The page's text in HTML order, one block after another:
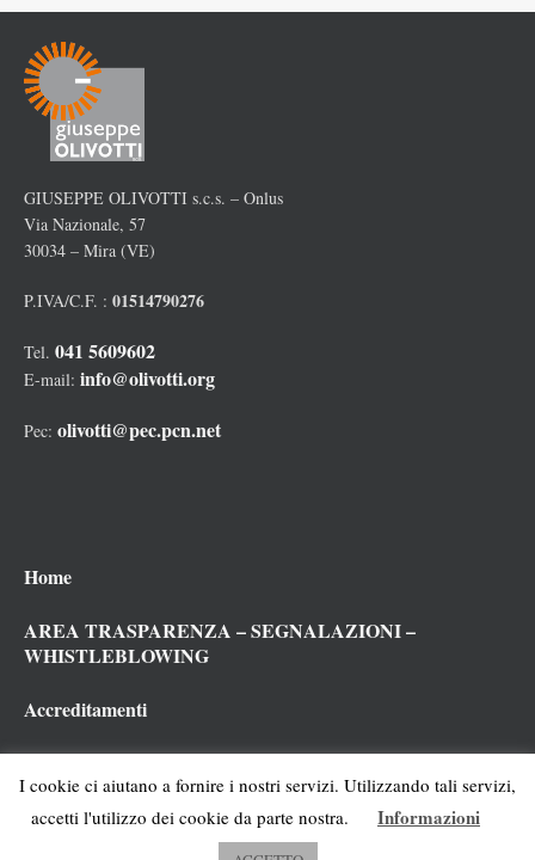
GIUSEPPE OLIVOTTI s.c.s. – Onlus
Via Nazionale, 57
30034 – Mira (VE)
P.IVA/C.F. : 01514790276
Tel. 041 5609602
E-mail: info@olivotti.org
Pec: olivotti@pec.pcn.net
Home
AREA TRASPARENZA – SEGNALAZIONI –
WHISTLEBLOWING
Accreditamenti
Cookies policy
Privacy policy
I cookie ci aiutano a fornire i nostri servizi. Utilizzando tali servizi,
accetti l'utilizzo dei cookie da parte nostra.
Informazioni